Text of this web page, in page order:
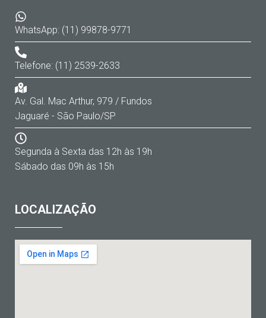
WhatsApp: (11) 99878-9771
Telefone: (11) 2539-2633
Av. Gal. Mac Arthur, 979 / Fundos
Jaguaré - São Paulo/SP
Segunda à Sexta das 12h às 19h
Sábado das 09h às 15h
LOCALIZAÇÃO